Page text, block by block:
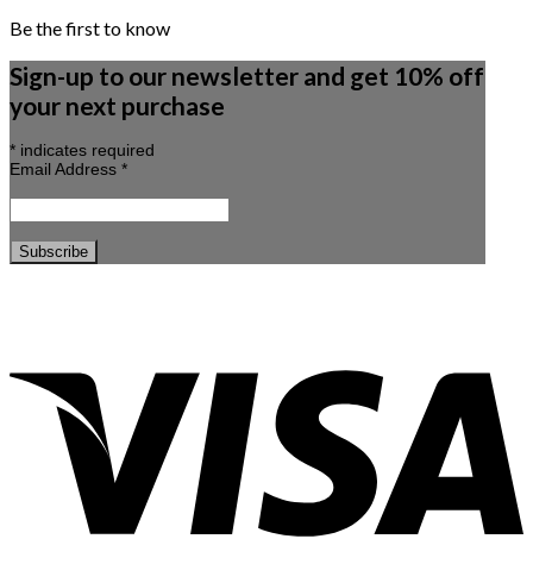
Be the first to know
Sign-up to our newsletter and get 10% off
your next purchase
* indicates required
Email Address *